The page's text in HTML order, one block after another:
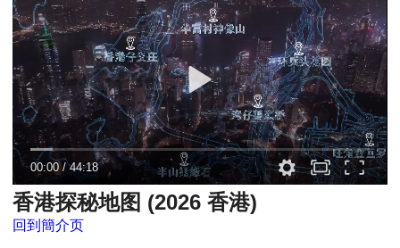
00:00/44:18
香港探秘地图 (2026 香港)
回到簡介页